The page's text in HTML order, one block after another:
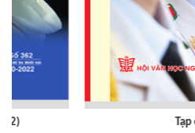
Tạp chí Chư